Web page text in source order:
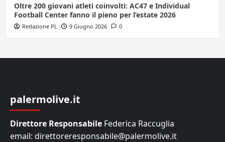
Oltre 200 giovani atleti coinvolti: AC47 e Individual
Football Center fanno il pieno per l’estate 2026
Redazione PL 9 Giugno 2026 0
palermolive.it
Direttore Responsabile Federica Raccuglia
email: direttoreresponsabile@palermolive.it